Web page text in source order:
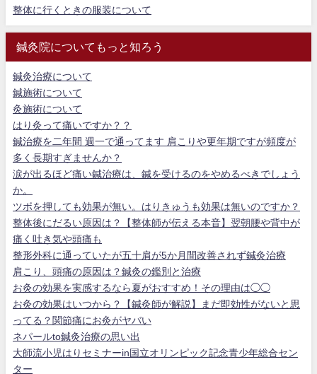
整体に行くときの服装について
鍼灸院についてもっと知ろう
鍼灸治療について
鍼施術について
灸施術について
はり灸って痛いですか？？
鍼治療を二年間 週一で通ってます 肩こりや更年期ですが頻度が
多く長期すぎませんか？
涙が出るほど痛い鍼治療は、鍼を受けるのをやめるべきでしょう
か。
ツボを押しても効果が無い。はりきゅうも効果は無いのですか？
整体後にだるい原因は？【整体師が伝える本音】翌朝腰や背中が
痛く吐き気や頭痛も
整形外科に通っていたが五十肩が5か月間改善されず鍼灸治療
肩こり、頭痛の原因は？鍼灸の鑑別と治療
お灸の効果を実感するなら夏がおすすめ！その理由は◯◯
お灸の効果はいつから？【鍼灸師が解説】まだ即効性がないと思
ってる？関節痛にお灸がヤバい
ネパールto鍼灸治療の思い出
大師流小児はりセミナーin国立オリンピック記念青少年総合セン
ター